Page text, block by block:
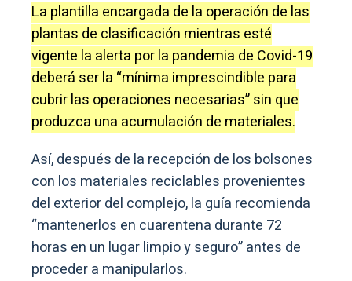
La plantilla encargada de la operación de las
plantas de clasificación mientras esté
vigente la alerta por la pandemia de Covid-19
deberá ser la “mínima imprescindible para
cubrir las operaciones necesarias” sin que
produzca una acumulación de materiales.
Así, después de la recepción de los bolsones
con los materiales reciclables provenientes
del exterior del complejo, la guía recomienda
“mantenerlos en cuarentena durante 72
horas en un lugar limpio y seguro” antes de
proceder a manipularlos.